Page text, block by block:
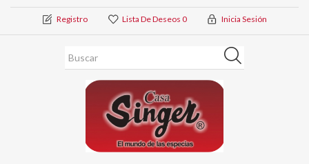
Registro Lista De Deseos 0 Inicia Sesión